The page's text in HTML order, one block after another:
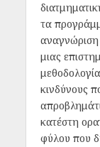
τα
μιας
κινδύνους
κατέστη
φύλου που